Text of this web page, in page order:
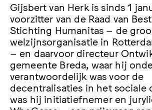
Gijsbert van Herk is sinds 1
voorzitter van de Raad van
Stichting Humanitas – de
welzijnsorganisatie in
– en daarvoor directeur
gemeente Breda, waar hij
verantwoordelijk was voor de
decentralisaties in het sociale
was hij initiatiefnemer en